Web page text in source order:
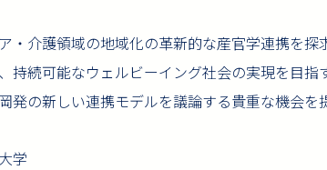
・介護領域の地域化の革新的な産官学連携を探
持続可能なウェルビーイング社会の実現を目
発の新しい連携モデルを議論する貴重な機会を
学